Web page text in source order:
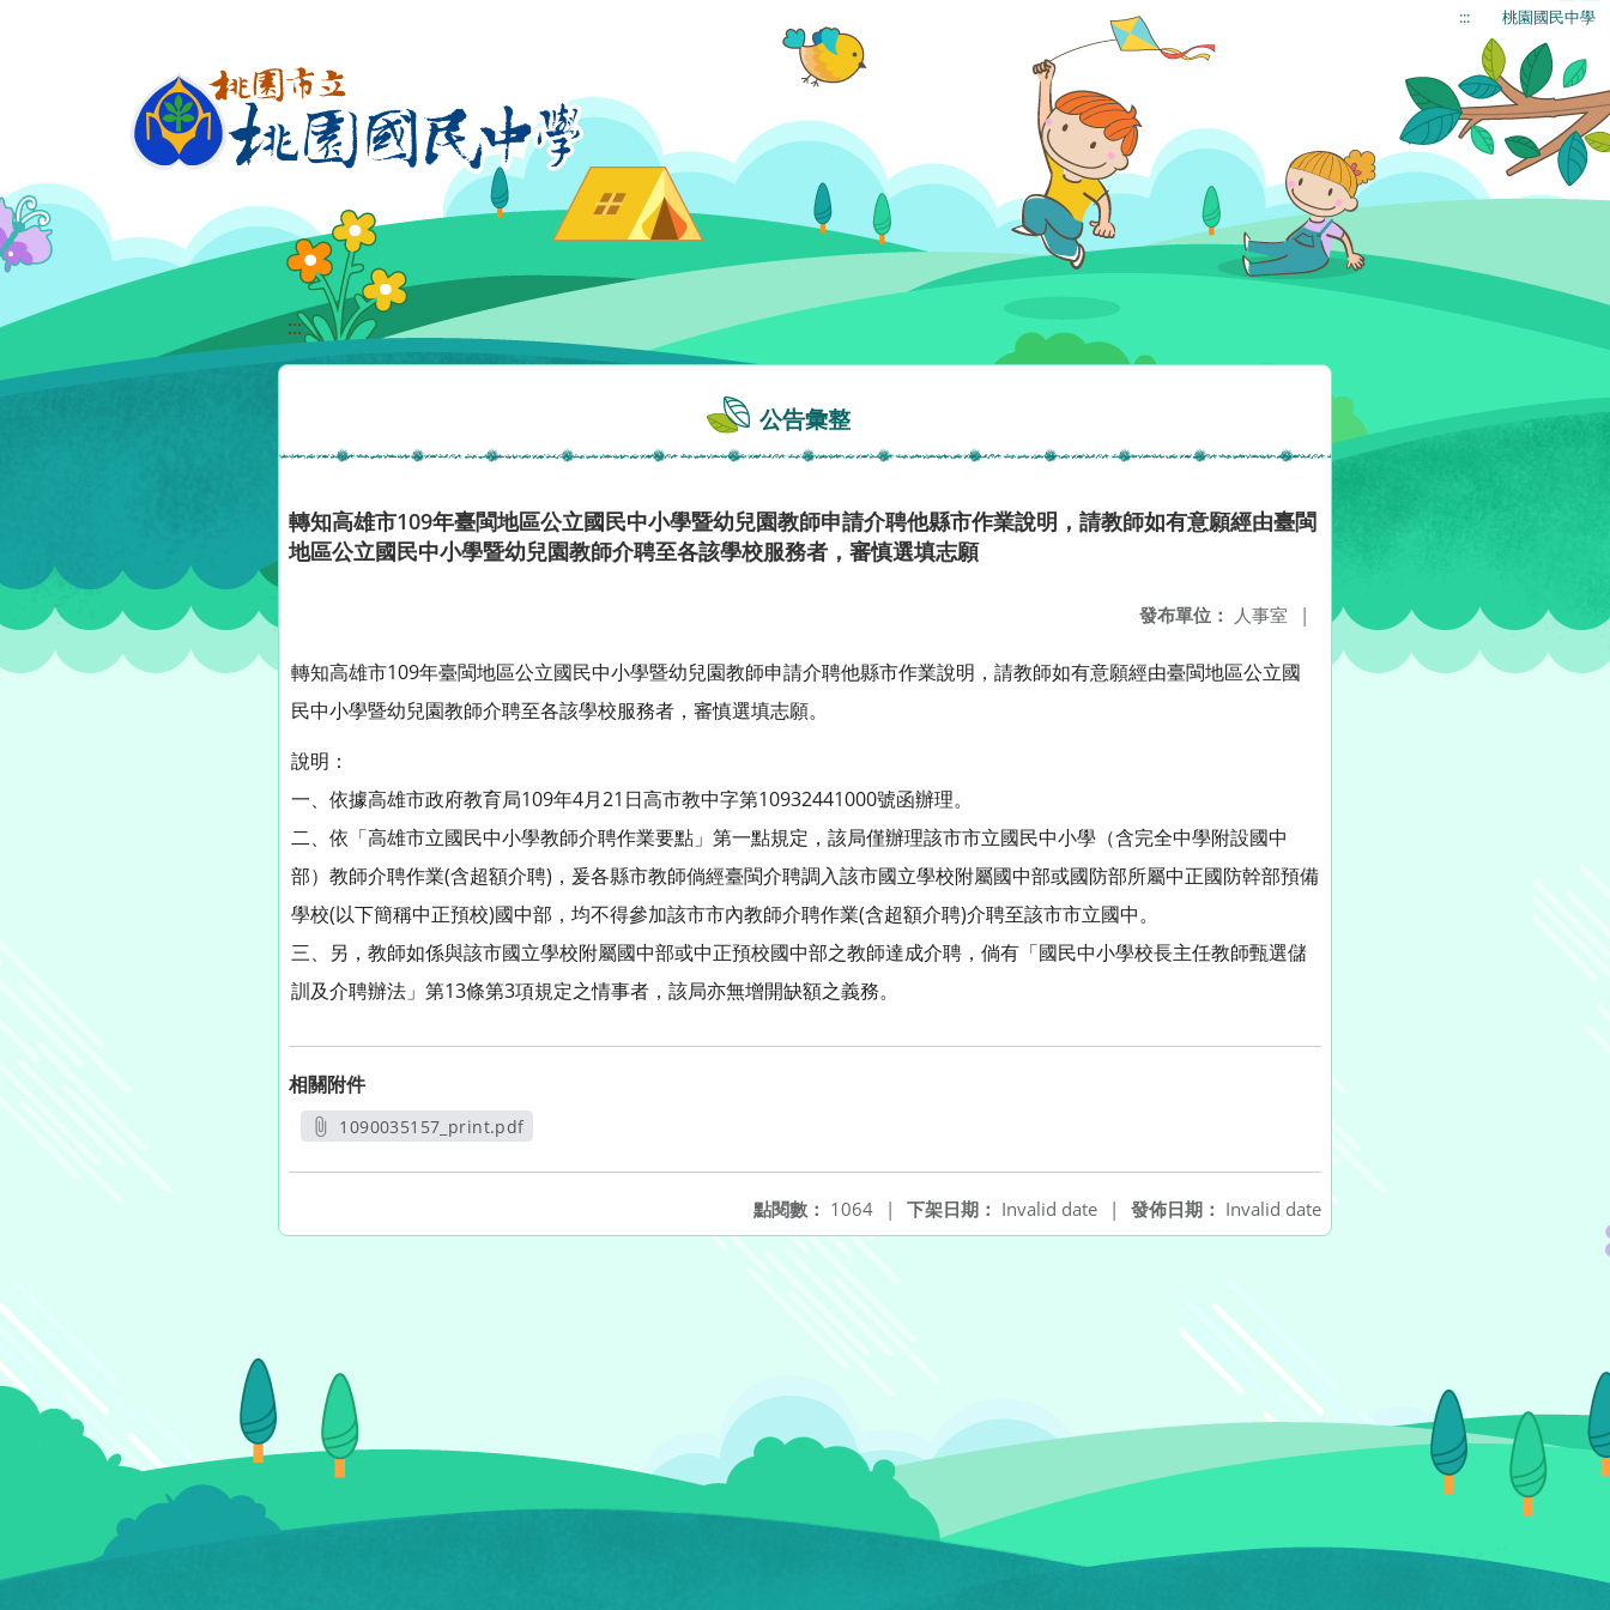
::: 桃園國民中學
:::
公告彙整
轉知高雄市109年臺閩地區公立國民中小學暨幼兒園教師申請介聘他縣市作業說明，請教師如有意願經由臺閩
地區公立國民中小學暨幼兒園教師介聘至各該學校服務者，審慎選填志願
發布單位： 人事室 |
轉知高雄市109年臺閩地區公立國民中小學暨幼兒園教師申請介聘他縣市作業說明，請教師如有意願經由臺閩地區公立國
民中小學暨幼兒園教師介聘至各該學校服務者，審慎選填志願。
說明：
一、依據高雄市政府教育局109年4月21日高市教中字第10932441000號函辦理。
二、依「高雄市立國民中小學教師介聘作業要點」第一點規定，該局僅辦理該市市立國民中小學（含完全中學附設國中
部）教師介聘作業(含超額介聘)，爰各縣市教師倘經臺閩介聘調入該市國立學校附屬國中部或國防部所屬中正國防幹部預備
學校(以下簡稱中正預校)國中部，均不得參加該市市內教師介聘作業(含超額介聘)介聘至該市市立國中。
三、另，教師如係與該市國立學校附屬國中部或中正預校國中部之教師達成介聘，倘有「國民中小學校長主任教師甄選儲
訓及介聘辦法」第13條第3項規定之情事者，該局亦無增開缺額之義務。
相關附件
1090035157_print.pdf
發佈日期： Invalid date
下架日期： Invalid date |
點閱數： 1064 |